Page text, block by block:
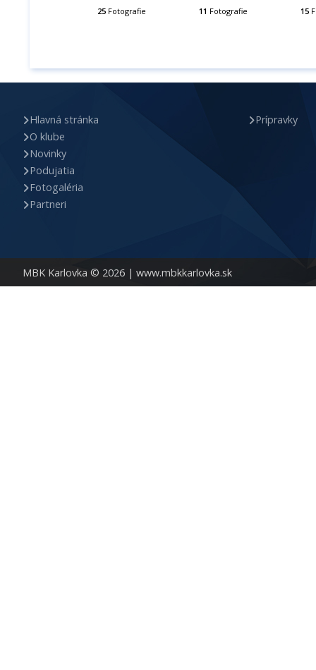
25Fotografie 11 Fotografie 15
MBK Karlovka © 2026 | www.mbkkarlovka.sk
Hlavná stránka
O klube
Novinky
Podujatia
Fotogaléria
Partneri
Prípravky